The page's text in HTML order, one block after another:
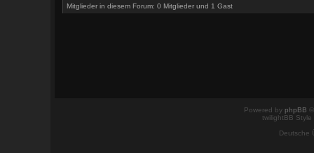
Mitglieder in diesem Forum: 0 Mitglieder und 1 Gast
Powered by phpBB
twilightBB
Deutsche